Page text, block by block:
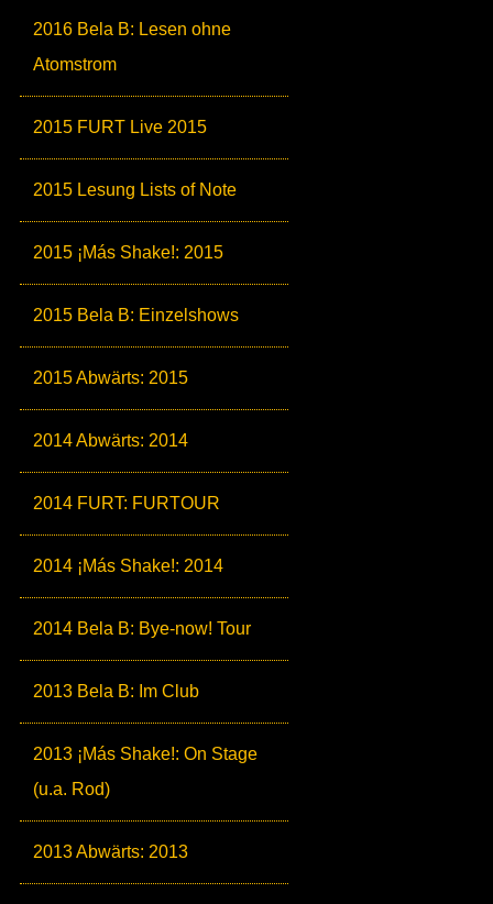
2016 Bela B: Lesen ohne
Atomstrom
2015 FURT Live 2015
2015 Lesung Lists of Note
2015 ¡Más Shake!: 2015
2015 Bela B: Einzelshows
2015 Abwärts: 2015
2014 Abwärts: 2014
2014 FURT: FURTOUR
2014 ¡Más Shake!: 2014
2014 Bela B: Bye-now! Tour
2013 Bela B: Im Club
2013 ¡Más Shake!: On Stage
(u.a. Rod)
2013 Abwärts: 2013